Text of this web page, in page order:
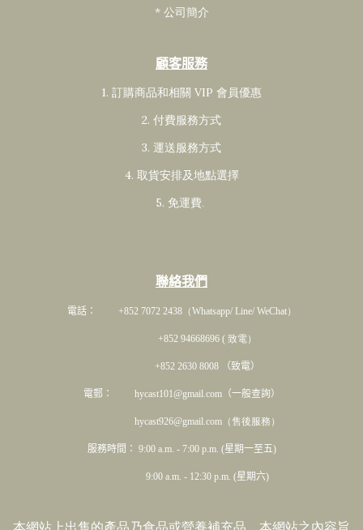
* 公司簡介
顧客服務
1. 訂購商品和相關 VIP 會員優惠
2. 付費服務方式
3. 運送服務方式
4. 取貨安排及地點選擇
5. 免運費.
聯絡我們
電話： +852 7072 2438（Whatsapp/ Line/ WeChat）
+852 94668696 ( 致電）
+852 2630 8008 （致電）
電郵： hycast101@gmail.com（一般查詢）
hycast926@gmail.com（售後服務）
服務時間： 9:00 a.m. - 7:00 p.m. (星期一至五)
9:00 a.m. - 12:30 p.m. (星期六)
本網站上出售的產品乃食品或營養補充品。本網站之內容旨